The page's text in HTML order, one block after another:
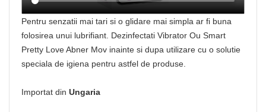
Pentru senzatii mai tari si o glidare mai simpla ar fi buna
folosirea unui lubrifiant. Dezinfectati Vibrator Ou Smart
Pretty Love Abner Mov inainte si dupa utilizare cu o solutie
speciala de igiena pentru astfel de produse.
Importat din Ungaria